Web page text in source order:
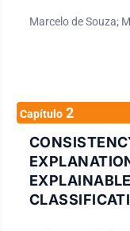
Marcelo de Souza;
Capítulo 2